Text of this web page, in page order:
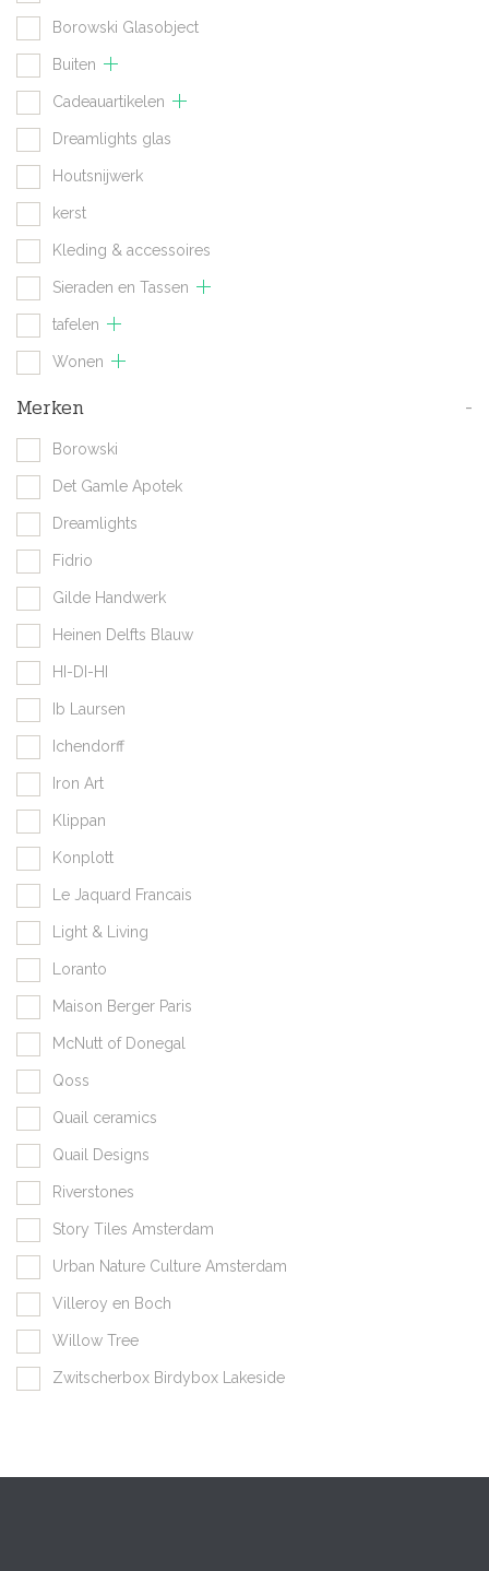
Borowski Glasobject
Buiten
Cadeauartikelen
Dreamlights glas
Houtsnijwerk
kerst
Kleding & accessoires
Sieraden en Tassen
tafelen
Wonen
Merken -
Borowski
Det Gamle Apotek
Dreamlights
Fidrio
Gilde Handwerk
Heinen Delfts Blauw
HI-DI-HI
Ib Laursen
Ichendorff
Iron Art
Klippan
Konplott
Le Jaquard Francais
Light & Living
Loranto
Maison Berger Paris
McNutt of Donegal
Qoss
Quail ceramics
Quail Designs
Riverstones
Story Tiles Amsterdam
Urban Nature Culture Amsterdam
Villeroy en Boch
Willow Tree
Zwitscherbox Birdybox Lakeside